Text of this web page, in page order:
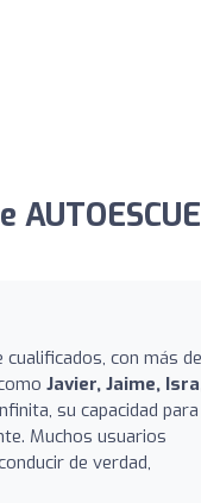
con más
Javier, Jaime,
su capacidad para
Muchos usuarios
de verdad,